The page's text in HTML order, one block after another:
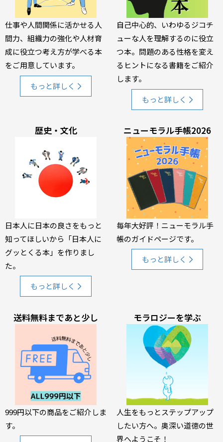
仕事や人間関係に活かせる人
間力、組織力の強化や人材育
成に役立つ考え方が学べる本
をご用意しています。
もっと詳しく
自己中心的、いわゆるジコチ
ューな人を理解するのに役立
つ本。問題のある性格を変え
るヒントになる書籍をご紹介
します。
もっと詳しく
歴史・文化
日本人に日本の良さをもっと
知ってほしいから「日本人に
グッとくる本」を作りまし
た。
もっと詳しく
ニューモラル手帳2026
毎年大好評！ニューモラル手
帳のガイドページです。
もっと詳しく
送料無料まであと少し
999円以下の商品をご紹介しま
す。
モラロジーを学ぶ
人生をもっとステップアップ
したい方へ。奥深い道徳の世
界へようこそ！